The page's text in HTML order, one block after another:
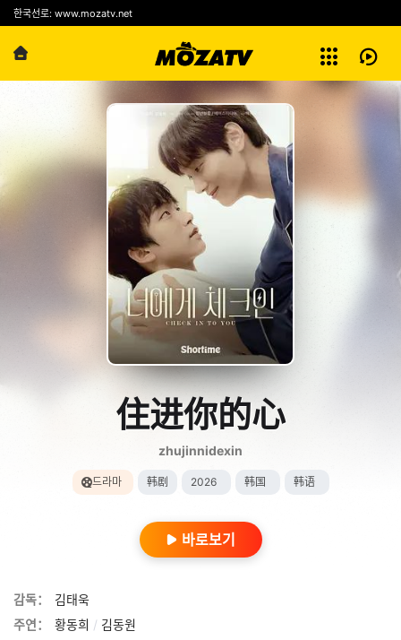
한국선로: www.mozatv.net
전체보기
住进你的心
zhujinnidexin
드라마 韩剧 2026 韩国 韩语
바로보기
감독：
김태욱
주연：
황동희 / 김동원